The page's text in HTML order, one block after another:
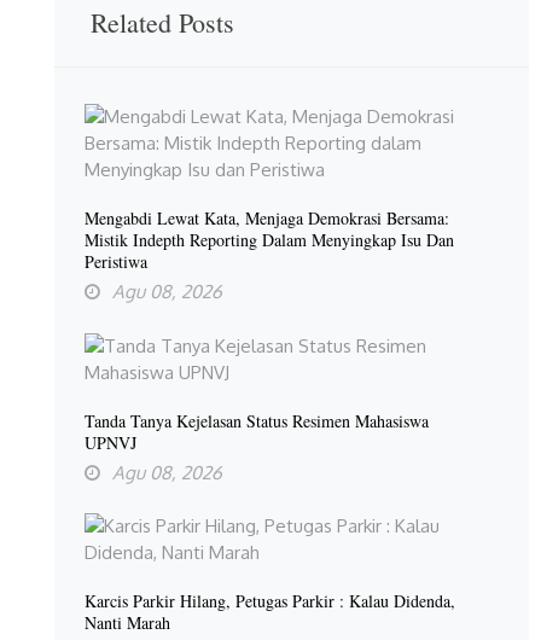
Related Posts
Mengabdi Lewat Kata, Menjaga Demokrasi Bersama:
Mistik Indepth Reporting Dalam Menyingkap Isu Dan
Peristiwa
Agu 08, 2026
Tanda Tanya Kejelasan Status Resimen Mahasiswa
UPNVJ
Agu 08, 2026
Karcis Parkir Hilang, Petugas Parkir : Kalau Didenda,
Nanti Marah